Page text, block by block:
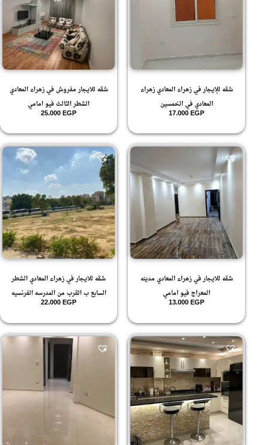
شقه للإيجار في زهراء المعادي زهراء
المعادي في الخمسين
17.000EGP
شقه للايجار مفروش في زهراء المعادي
الشطر الثالث فيو امامي
25.000EGP
شقه للايجار في زهراء المعادي مدينه
المعراج فيو امامي
13.000EGP
شقه للايجار في زهراء المعادي الشطر
السابع ب القرب من المدرسه الفرنسيه
22.000EGP